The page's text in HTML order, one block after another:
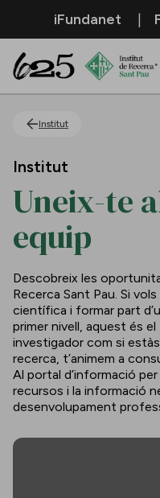
Salta al contingut
iFundanet
Institut
Institut
Uneix-te
equip
Descobreix les
Recerca Sant Pau. Si
científica i formar part
primer nivell, aquest és
investigador com si
recerca, t’animem a
Al portal d’informació
recursos i la informació
desenvolupament